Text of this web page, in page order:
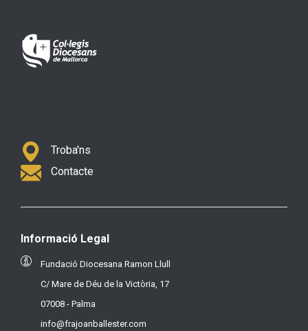
Troba'ns
Contacte
Informació Legal
Fundació Diocesana Ramon Llull
C/ Mare de Déu de la Victòria, 17
07008 - Palma
info@frajoanballester.com